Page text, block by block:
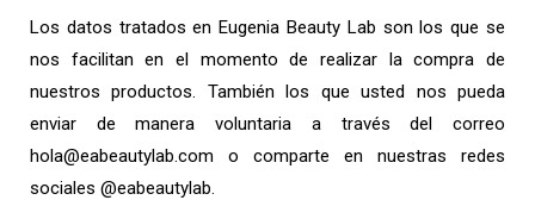
Los datos tratados en Eugenia Beauty Lab son los que se
nos facilitan en el momento de realizar la compra de
nuestros productos. También los que usted nos pueda
enviar de manera voluntaria a través del correo
hola@eabeautylab.com o comparte en nuestras redes
sociales @eabeautylab.